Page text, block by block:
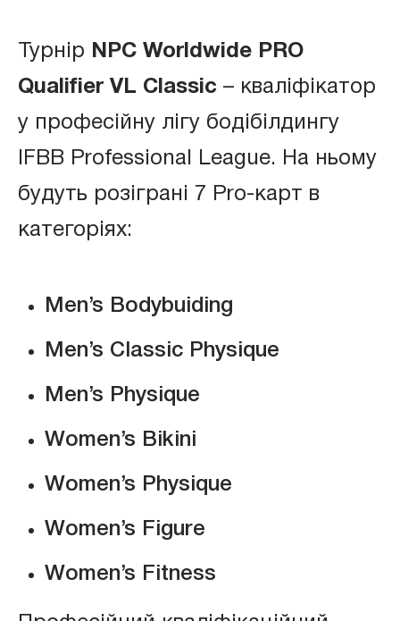
Турнір NPC Worldwide PRO
Qualifier VL Classic – кваліфікатор
у професійну лігу бодібілдингу
IFBB Professional League. На ньому
будуть розіграні 7 Pro-карт в
категоріях:
Men’s Bodybuiding
Men’s Classic Physique
Men’s Physique
Women’s Bikini
Women’s Physique
Women’s Figure
Women’s Fitness